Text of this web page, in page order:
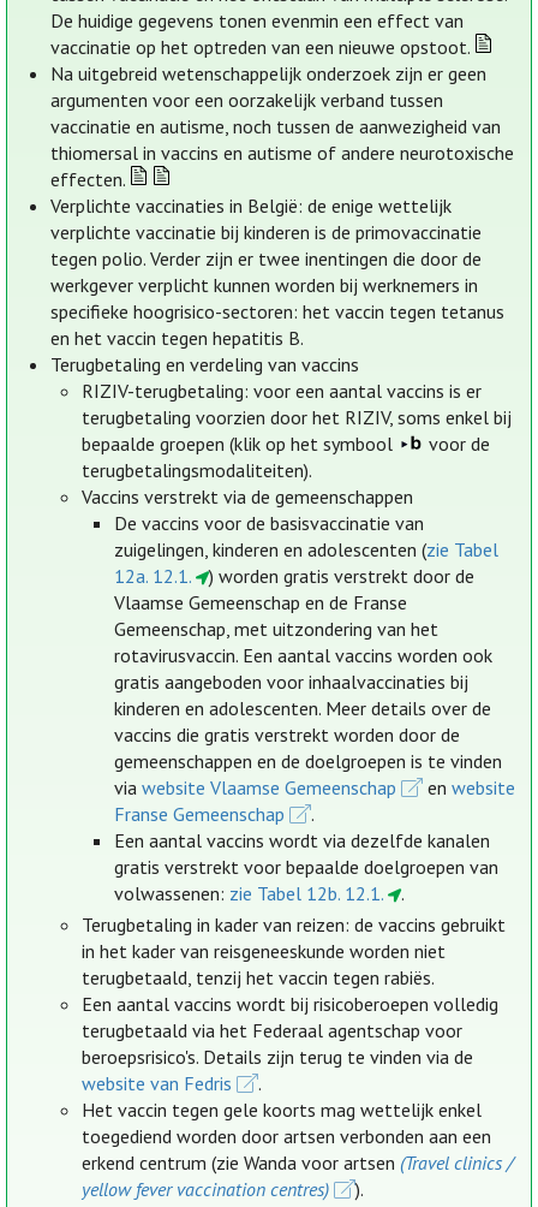
De huidige gegevens tonen evenmin een effect van
vaccinatie op het optreden van een nieuwe opstoot.
Na uitgebreid wetenschappelijk onderzoek zijn er geen
argumenten voor een oorzakelijk verband tussen
vaccinatie en autisme, noch tussen de aanwezigheid van
thiomersal in vaccins en autisme of andere neurotoxische
effecten.
Verplichte vaccinaties in België: de enige wettelijk
verplichte vaccinatie bij kinderen is de primovaccinatie
tegen polio. Verder zijn er twee inentingen die door de
werkgever verplicht kunnen worden bij werknemers in
specifieke hoogrisico-sectoren: het vaccin tegen tetanus
en het vaccin tegen hepatitis B.
Terugbetaling en verdeling van vaccins
RIZIV-terugbetaling: voor een aantal vaccins is er
terugbetaling voorzien door het RIZIV, soms enkel bij
bepaalde groepen (klik op het symbool
voor de
terugbetalingsmodaliteiten).
Vaccins verstrekt via de gemeenschappen
De vaccins voor de basisvaccinatie van
zuigelingen, kinderen en adolescenten (zie Tabel
12a. 12.1.
) worden gratis verstrekt door de
Vlaamse Gemeenschap en de Franse
Gemeenschap, met uitzondering van het
rotavirusvaccin. Een aantal vaccins worden ook
gratis aangeboden voor inhaalvaccinaties bij
kinderen en adolescenten. Meer details over de
vaccins die gratis verstrekt worden door de
gemeenschappen en de doelgroepen is te vinden
via website Vlaamse Gemeenschap en website
Franse Gemeenschap
.
Een aantal vaccins wordt via dezelfde kanalen
gratis verstrekt voor bepaalde doelgroepen van
volwassenen: zie Tabel 12b. 12.1.
.
Terugbetaling in kader van reizen: de vaccins gebruikt
in het kader van reisgeneeskunde worden niet
terugbetaald, tenzij het vaccin tegen rabiës.
Een aantal vaccins wordt bij risicoberoepen volledig
terugbetaald via het Federaal agentschap voor
beroepsrisico's. Details zijn terug te vinden via de
website van Fedris
.
Het vaccin tegen gele koorts mag wettelijk enkel
toegediend worden door artsen verbonden aan een
erkend centrum (zie Wanda voor artsen (Travel clinics /
yellow fever vaccination centres)
).